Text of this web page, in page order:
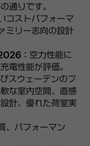
通りです。
コストパフォーマ
ミリー志向の設計
：空力性能に
電性能が評価。
スウェーデンのプ
な室内空間、直感
計、優れた荷室実
、パフォーマン